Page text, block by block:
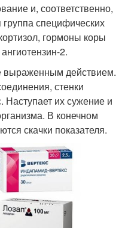
и, соответственно,
группа специфических
гормоны коры
2.
выраженным действием.
стенки
их сужение и
В конечном
скачки показателя.